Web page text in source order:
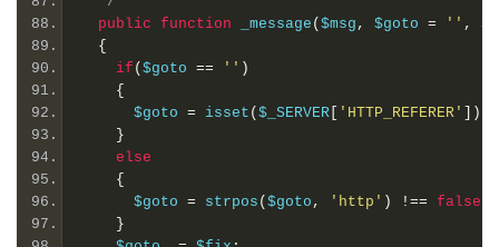
public function _message ($msg , $goto = '' ,
{
if ($goto == '' )
{
      $goto
= isset ($_SERVER [ 'HTTP_REFERER' ])
}
else
{
      $goto
= strpos ($goto , 'http' ) !== false
}